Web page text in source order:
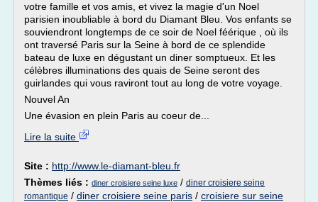
votre famille et vos amis, et vivez la magie d'un Noel
parisien inoubliable à bord du Diamant Bleu. Vos enfants se
souviendront longtemps de ce soir de Noel féérique , où ils
ont traversé Paris sur la Seine à bord de ce splendide
bateau de luxe en dégustant un diner somptueux. Et les
célèbres illuminations des quais de Seine seront des
guirlandes qui vous raviront tout au long de votre voyage.
Nouvel An
Une évasion en plein Paris au coeur de...
Lire la suite
Site : http://www.le-diamant-bleu.fr
Thèmes liés : diner croisiere seine luxe / diner croisiere seine
romantique / diner croisiere seine paris / croisiere sur seine